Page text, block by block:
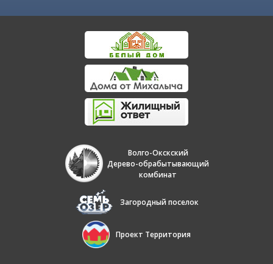
Волго-Окскский
Дерево-обрабытывающий
комбинат
Загородный поселок
Проект Территория